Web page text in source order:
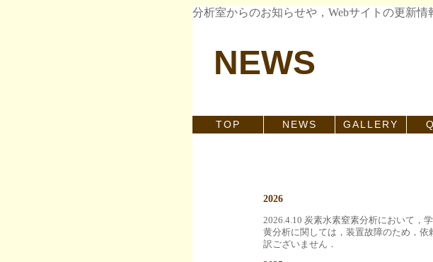
分析室からのお知らせや，Webサイトの更新情
NEWS
2026
2026.4.10 炭素水素窒素分析において，
黄分析に関しては，装置故障のため，
訳ございません．
TOP NEWS GALLERY